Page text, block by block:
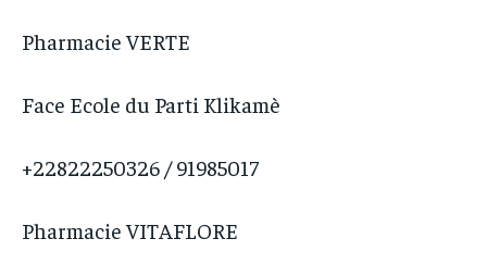
Pharmacie VERTE
Face Ecole du Parti Klikamè
+22822250326 / 91985017
Pharmacie VITAFLORE